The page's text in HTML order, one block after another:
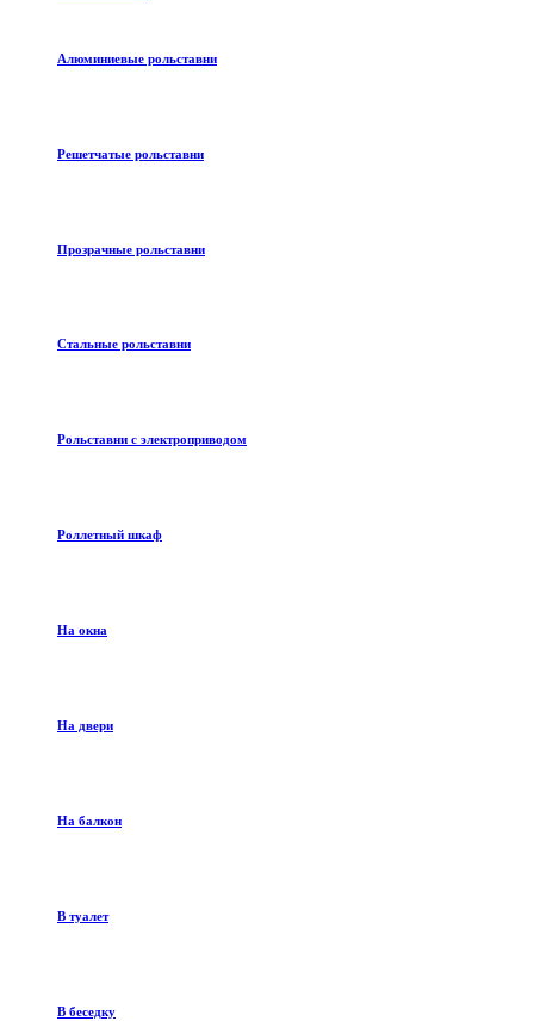
Алюминиевые рольставни
Решетчатые рольставни
Прозрачные рольставни
Стальные рольставни
Рольставни с электроприводом
Роллетный шкаф
На окна
На двери
На балкон
В туалет
В беседку